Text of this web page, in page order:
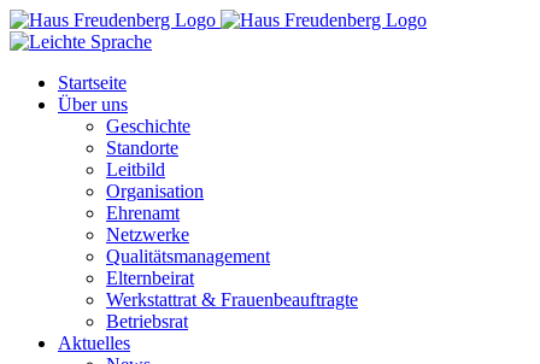
Zum
Inhalt
Startseite
Über uns
Geschichte
Standorte
Leitbild
Organisation
Ehrenamt
Netzwerke
Qualitätsmanagement
Elternbeirat
Werkstattrat & Frauenbeauftragte
Betriebsrat
Aktuelles